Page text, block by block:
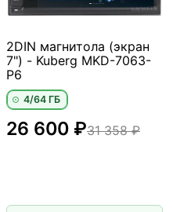
2DIN магнитола (экран
7") - Kuberg MKD-7063-
P6
4/64 ГБ
31 358 ₽
26 600 ₽